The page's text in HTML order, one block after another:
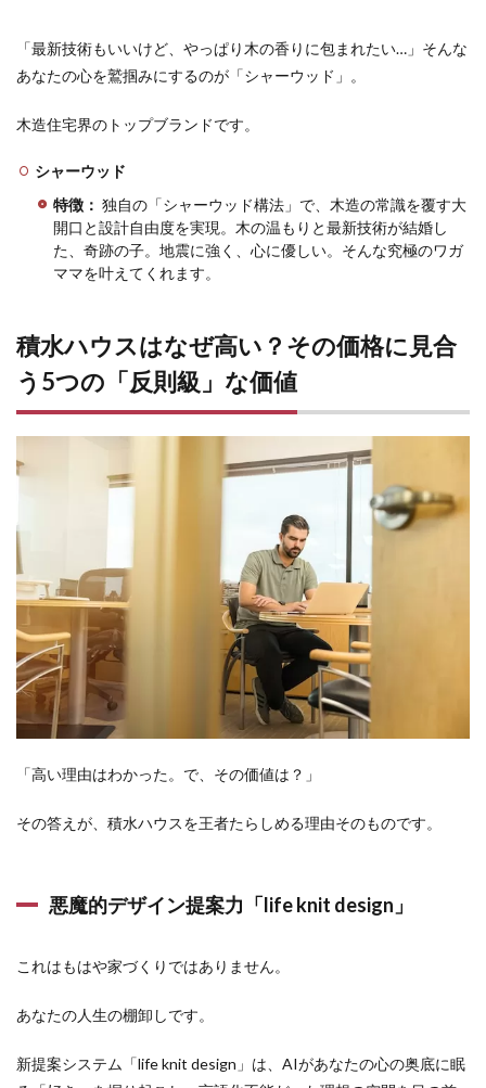
か？
5
め：
のに
は、
ワケ
があ
る。
王が
創る
を体
感せ
よ
5.1
出典
「最新技術もいいけど、やっぱり木の香りに包まれたい…」そんな
あなたの心を鷲掴みにするのが「シャーウッド」。
木造住宅界のトップブランドです。
シャーウッド
特徴： 独自の「シャーウッド構法」で、木造の常識を覆す大
開口と設計自由度を実現。木の温もりと最新技術が結婚し
た、奇跡の子。地震に強く、心に優しい。そんな究極のワガ
ママを叶えてくれます。
積水ハウスはなぜ高い？その価格に見合
う5つの「反則級」な価値
「高い理由はわかった。で、その価値は？」
その答えが、積水ハウスを王者たらしめる理由そのものです。
悪魔的デザイン提案力「life knit design」
これはもはや家づくりではありません。
あなたの人生の棚卸しです。
新提案システム「life knit design」は、AIがあなたの心の奥底に眠